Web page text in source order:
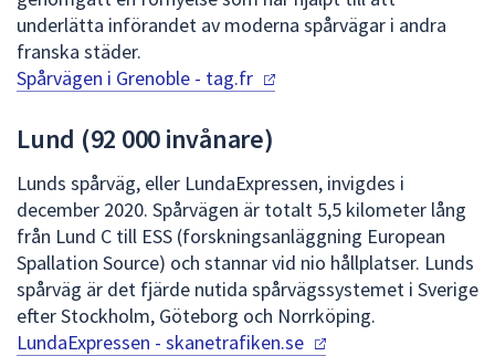
underlätta införandet av moderna spårvägar i andra
franska städer.
Spårvägen i Grenoble - tag.fr
Lund (92 000 invånare)
Lunds spårväg, eller LundaExpressen, invigdes i
december 2020. Spårvägen är totalt 5,5 kilometer lång
från Lund C till ESS (forskningsanläggning European
Spallation Source) och stannar vid nio hållplatser. Lunds
spårväg är det fjärde nutida spårvägssystemet i Sverige
efter Stockholm, Göteborg och Norrköping.
LundaExpressen - skanetrafiken.se